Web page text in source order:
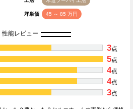
坪単価 45 ～ 85 万円
性能レビュー
3点
5点
4点
4点
3点